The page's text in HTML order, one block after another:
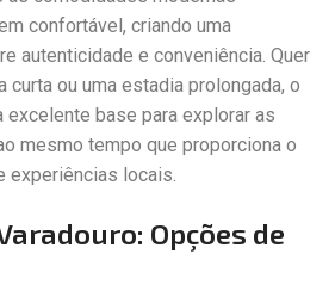
confortável, criando uma
autenticidade e conveniência. Quer
curta ou uma estadia prolongada, o
excelente base para explorar as
mesmo tempo que proporciona o
experiências locais.
Opções de